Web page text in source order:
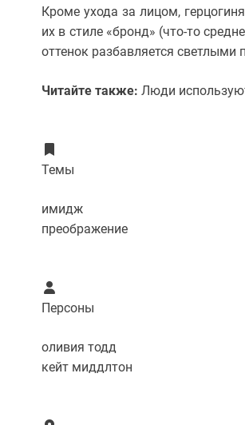
Кроме ухода за лицом,
их в стиле «бронд» (что-то
оттенок разбавляется
Читайте также: Люди
Темы
имидж
преображение
Персоны
оливия тодд
кейт миддлтон